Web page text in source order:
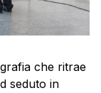
che ritrae
seduto in